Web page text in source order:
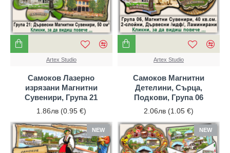
Artex Studio
Самоков Лазерно
изрязани Магнитни
Сувенири, Група 21
1.86лв (0.95 €)
Artex Studio
Самоков Магнитни
Детелини, Сърца,
Подкови, Група 06
2.06лв (1.05 €)
NEW NEW